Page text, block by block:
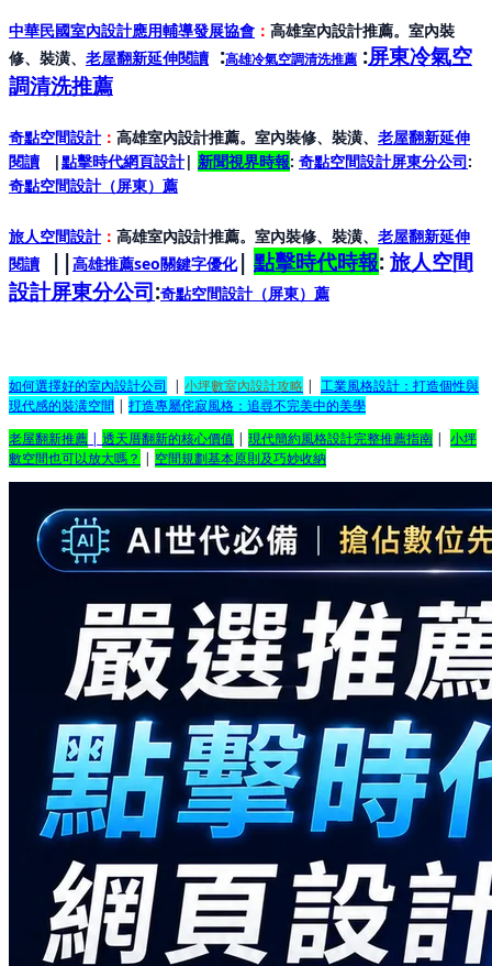
中華民國室內設計應用輔導發展協會 ： 高雄室內設計推薦。室內裝
修、裝潢、 老屋翻新延伸閱讀 :高雄冷氣空調清洗推薦 :屏東冷氣空
調清洗推薦
奇點空間設計： 高雄室內設計推薦。室內裝修、裝潢、 老屋翻新延伸
閱讀 |點擊時代網頁設計| 新聞視界時報: 奇點空間設計屏東分公司:
奇點空間設計（屏東） 薦
旅人空間設計： 高雄室內設計推薦。室內裝修、裝潢、 老屋翻新延伸
閱讀
||高雄推薦seo關鍵字優化| 點擊時代時報: 旅人空間
設計屏東分公司:奇點空間設計（屏東） 薦
如何選擇好的室內設計公司 | 小坪數室內設計攻略 | 工業風格設計：打造個性與
現代感的裝潢空間 | 打造專屬侘寂風格：追尋不完美中的美學
老屋翻新推薦 | 透天厝翻新的核心價值 | 現代簡約風格設計完整推薦指南 | 小坪
數空間也可以放大嗎？ | 空間規劃基本原則及巧妙收納